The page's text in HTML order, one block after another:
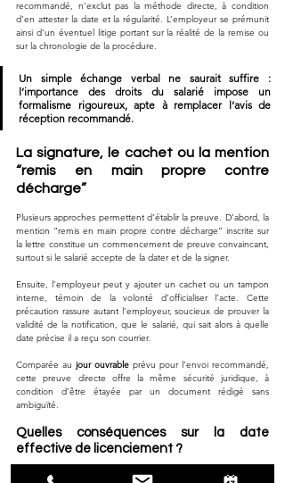
recommandé, n’exclut pas la méthode directe, à condition
d’en attester la date et la régularité. L’employeur se prémunit
ainsi d’un éventuel litige portant sur la réalité de la remise ou
sur la chronologie de la procédure.
Un simple échange verbal ne saurait suffire :
l’importance des droits du salarié impose un
formalisme rigoureux, apte à remplacer l’avis de
réception recommandé.
La signature, le cachet ou la mention
“remis en main propre contre
décharge”
Plusieurs approches permettent d’établir la preuve. D’abord, la
mention “remis en main propre contre décharge” inscrite sur
la lettre constitue un commencement de preuve convaincant,
surtout si le salarié accepte de la dater et de la signer.
Ensuite, l’employeur peut y ajouter un cachet ou un tampon
interne, témoin de la volonté d’officialiser l’acte. Cette
précaution rassure autant l’employeur, soucieux de prouver la
validité de la notification, que le salarié, qui sait alors à quelle
date précise il a reçu son courrier.
Comparée au jour ouvrable prévu pour l’envoi recommandé,
cette preuve directe offre la même sécurité juridique, à
condition d’être étayée par un document rédigé sans
ambiguïté.
Quelles conséquences sur la date
effective de licenciement ?
Dès lors que la remise est attestée par une signature, la